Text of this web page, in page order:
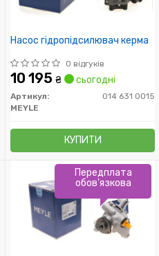
Насос гідропідсилювач керма
0 відгуків
10 195 ₴ сьогодні
Артикул:
014 631 0015
MEYLE
КУПИТИ
Передплата
обов'язкова